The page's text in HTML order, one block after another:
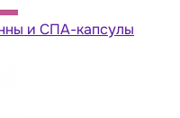
и СПА-капсулы